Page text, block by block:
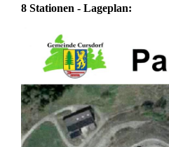
8 Stationen - Lageplan: